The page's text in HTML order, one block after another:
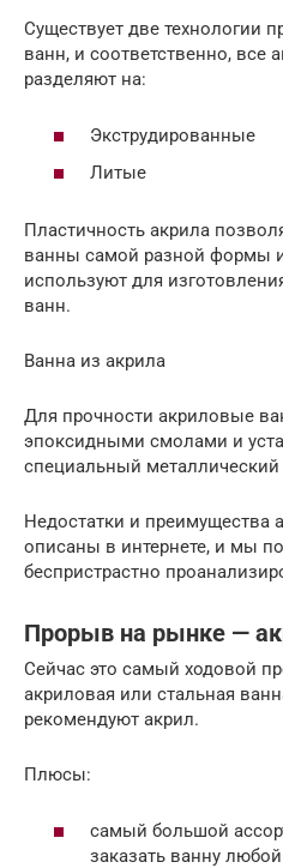
Существует две технологии
ванн, и соответственно, все
разделяют на:
Экструдированные
Литые
Пластичность акрила
ванны самой разной формы
используют для
ванн.
Ванна из акрила
Для прочности акриловые
эпоксидными смолами и
специальный металлический
Недостатки и преимущества
описаны в интернете, и мы
беспристрастно
Прорыв на рынке —
Сейчас это самый ходовой
акриловая или стальная
рекомендуют акрил.
Плюсы:
самый большой
заказать ванну